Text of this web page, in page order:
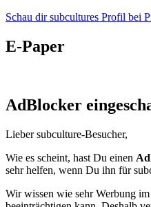
Schau dir subcultures Profil bei
E-Paper
AdBlocker
Lieber subculture-Besucher,
Wie es scheint, hast Du einen
sehr helfen, wenn Du ihn für
Wir wissen wie sehr Werbung